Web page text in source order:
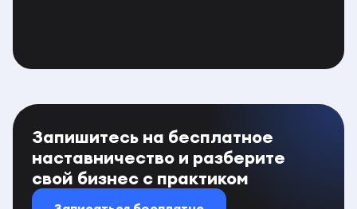
Запишитесь на бесплатное
наставничество и разберите
свой бизнес с практиком